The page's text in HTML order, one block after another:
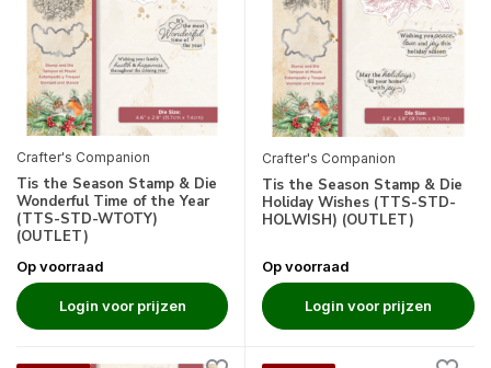
Crafter's Companion
Tis the Season Stamp & Die
Wonderful Time of the Year
(TTS-STD-WTOTY)
(OUTLET)
Op voorraad
Login voor prijzen
Crafter's Companion
Tis the Season Stamp & Die
Holiday Wishes (TTS-STD-
HOLWISH) (OUTLET)
Op voorraad
Login voor prijzen